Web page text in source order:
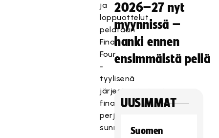
ja
loppuottelut
pelataan
Final
Four
-
tyylisenä
järjestettävässä
finaalitapahtumassa
perjantaista
sunnuntaihin.
2026–27 nyt
myynnissä –
hanki ennen
ensimmäistä peliä
UUSIMMAT
Suomen